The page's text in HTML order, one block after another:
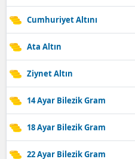
Cumhuriyet Altını
Ata Altın
Ziynet Altın
14 Ayar Bilezik Gram
18 Ayar Bilezik Gram
22 Ayar Bilezik Gram